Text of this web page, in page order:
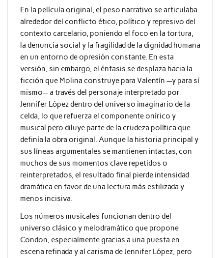
En la película original, el peso narrativo se articulaba
alrededor del conflicto ético, político y represivo del
contexto carcelario, poniendo el foco en la tortura,
la denuncia social y la fragilidad de la dignidad humana
en un entorno de opresión constante. En esta
versión, sin embargo, el énfasis se desplaza hacia la
ficción que Molina construye para Valentín —y para sí
mismo— a través del personaje interpretado por
Jennifer López dentro del universo imaginario de la
celda, lo que refuerza el componente onírico y
musical pero diluye parte de la crudeza política que
definía la obra original. Aunque la historia principal y
sus líneas argumentales se mantienen intactas, con
muchos de sus momentos clave repetidos o
reinterpretados, el resultado final pierde intensidad
dramática en favor de una lectura más estilizada y
menos incisiva.
Los números musicales funcionan dentro del
universo clásico y melodramático que propone
Condon, especialmente gracias a una puesta en
escena refinada y al carisma de Jennifer López, pero